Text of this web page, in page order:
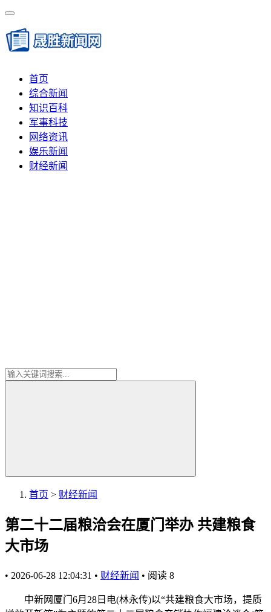
首页
综合新闻
知识百科
军事科技
网络资讯
娱乐新闻
财经新闻
首页 > 财经新闻
第二十二届粮洽会在厦门举办 共建粮食
大市场
• 2026-06-28 12:04:31 • 财经新闻 • 阅读 8
中新网厦门6月28日电(林永传)以“共建粮食大市场，提质